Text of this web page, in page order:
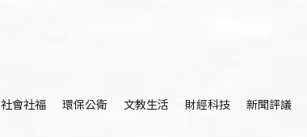
社會社福 環保公衛 文教生活 財經科技 新聞評議